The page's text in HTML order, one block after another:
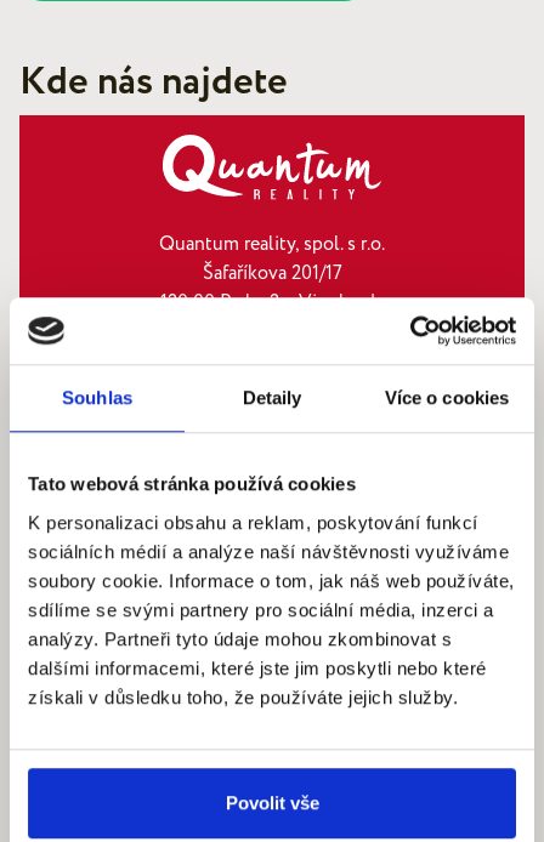
Souhlas Detaily Více o cookies
Tato webová stránka používá cookies
K personalizaci obsahu a reklam, poskytování funkcí
sociálních médií a analýze naší návštěvnosti využíváme
soubory cookie. Informace o tom, jak náš web používáte,
sdílíme se svými partnery pro sociální média, inzerci a
analýzy. Partneři tyto údaje mohou zkombinovat s
dalšími informacemi, které jste jim poskytli nebo které
získali v důsledku toho, že používáte jejich služby.
Povolit vše
Kde nás najdete
Quantum reality, spol. s r.o.
Šafaříkova 201/17
120 00 Praha 2 – Vinohrady
Pracovní dny: 9.00 – 18.00 hod
info@quantumreality.cz